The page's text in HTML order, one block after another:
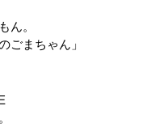
ん。
ごまちゃん」